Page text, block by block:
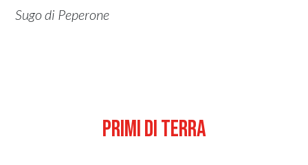
Sugo di Peperone
PRIMI DI TERRA